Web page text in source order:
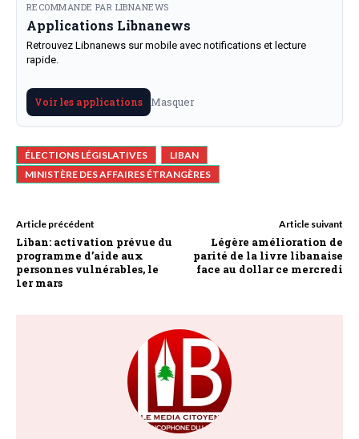
RECOMMANDE PAR LIBNANEWS
Applications Libnanews
Retrouvez Libnanews sur mobile avec notifications et lecture
rapide.
Voir les applications Masquer
ÉLECTIONS LÉGISLATIVES
LIBAN
MINISTÈRE DES AFFAIRES ÉTRANGÈRES
Article précédent
Liban: activation prévue du
programme d’aide aux
personnes vulnérables, le
1er mars
Article suivant
Légère amélioration de
parité de la livre libanaise
face au dollar ce mercredi